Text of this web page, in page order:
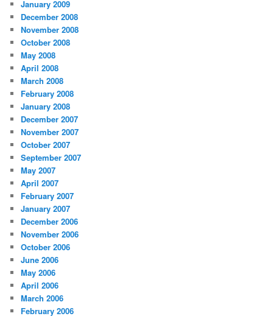
January 2009
December 2008
November 2008
October 2008
May 2008
April 2008
March 2008
February 2008
January 2008
December 2007
November 2007
October 2007
September 2007
May 2007
April 2007
February 2007
January 2007
December 2006
November 2006
October 2006
June 2006
May 2006
April 2006
March 2006
February 2006